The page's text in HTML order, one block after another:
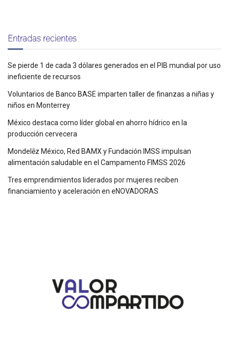
Entradas recientes
Se pierde 1 de cada 3 dólares generados en el PIB mundial por uso
ineficiente de recursos
Voluntarios de Banco BASE imparten taller de finanzas a niñas y
niños en Monterrey
México destaca como líder global en ahorro hídrico en la
producción cervecera
Mondelēz México, Red BAMX y Fundación IMSS impulsan
alimentación saludable en el Campamento FIMSS 2026
Tres emprendimientos liderados por mujeres reciben
financiamiento y aceleración en eNOVADORAS